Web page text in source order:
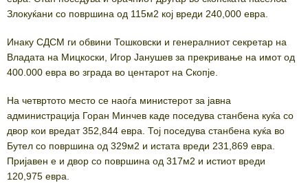
Злокуќани со површина од 115м2 кој вреди 240,000 евра.
Инаку СДСМ ги обвини Тошковски и генералниот секретар на
Владата на Мицкоски, Игор Јанушев за прекривање на имот од
400.000 евра во зграда во центарот на Скопје.
На четвртото место се наоѓа министерот за јавна
администрација Горан Минчев каде поседува станбена куќа со
двор кои вредат 352,844 евра. Тој поседува станбена куќа во
Бутел со површина од 329м2 и истата вреди 231,869 евра.
Пријавен е и двор со површина од 317м2 и истиот вреди
120,975 евра.